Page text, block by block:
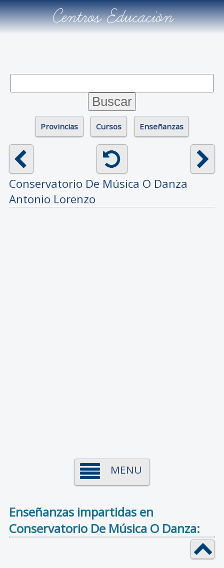
Centros Educación
Provincias Cursos Enseñanzas
Conservatorio De Música O Danza
Antonio Lorenzo
MENU
Enseñanzas impartidas en
Conservatorio De Música O Danza: